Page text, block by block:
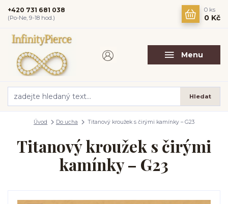
Menu
Hledat
+420 731 681 038
(Po-Ne, 9-18 hod.)
0 ks
0 Kč
Úvod Do ucha Titanový kroužek s čirými kamínky – G23
Titanový kroužek s čirými
kamínky – G23